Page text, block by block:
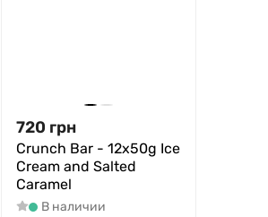
720 грн
Crunch Bar - 12x50g Ice
Cream and Salted
Caramel
В наличии